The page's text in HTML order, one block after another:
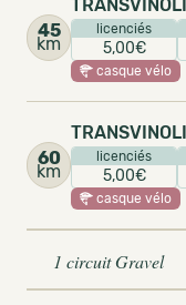
45
km
licenciés
5,00€
casque vélo
60
km
licenciés
5,00€
casque vélo
1 circuit Gravel